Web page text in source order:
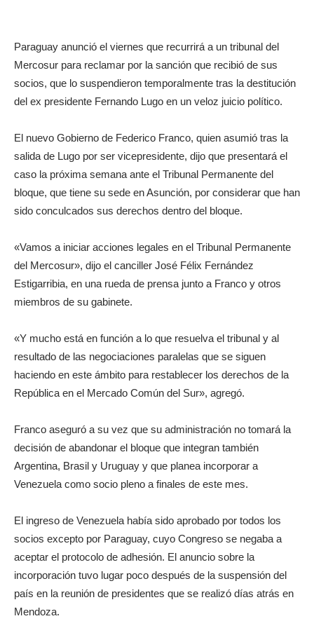
Paraguay anunció el viernes que recurrirá a un tribunal del
Mercosur para reclamar por la sanción que recibió de sus
socios, que lo suspendieron temporalmente tras la destitución
del ex presidente Fernando Lugo en un veloz juicio político.
El nuevo Gobierno de Federico Franco, quien asumió tras la
salida de Lugo por ser vicepresidente, dijo que presentará el
caso la próxima semana ante el Tribunal Permanente del
bloque, que tiene su sede en Asunción, por considerar que han
sido conculcados sus derechos dentro del bloque.
«Vamos a iniciar acciones legales en el Tribunal Permanente
del Mercosur», dijo el canciller José Félix Fernández
Estigarribia, en una rueda de prensa junto a Franco y otros
miembros de su gabinete.
«Y mucho está en función a lo que resuelva el tribunal y al
resultado de las negociaciones paralelas que se siguen
haciendo en este ámbito para restablecer los derechos de la
República en el Mercado Común del Sur», agregó.
Franco aseguró a su vez que su administración no tomará la
decisión de abandonar el bloque que integran también
Argentina, Brasil y Uruguay y que planea incorporar a
Venezuela como socio pleno a finales de este mes.
El ingreso de Venezuela había sido aprobado por todos los
socios excepto por Paraguay, cuyo Congreso se negaba a
aceptar el protocolo de adhesión. El anuncio sobre la
incorporación tuvo lugar poco después de la suspensión del
país en la reunión de presidentes que se realizó días atrás en
Mendoza.